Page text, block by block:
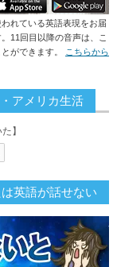
れている英語表現をお届
11回目以降の音声は、こ
ができます。
こちらから
アメリカ生活
英語が話せない